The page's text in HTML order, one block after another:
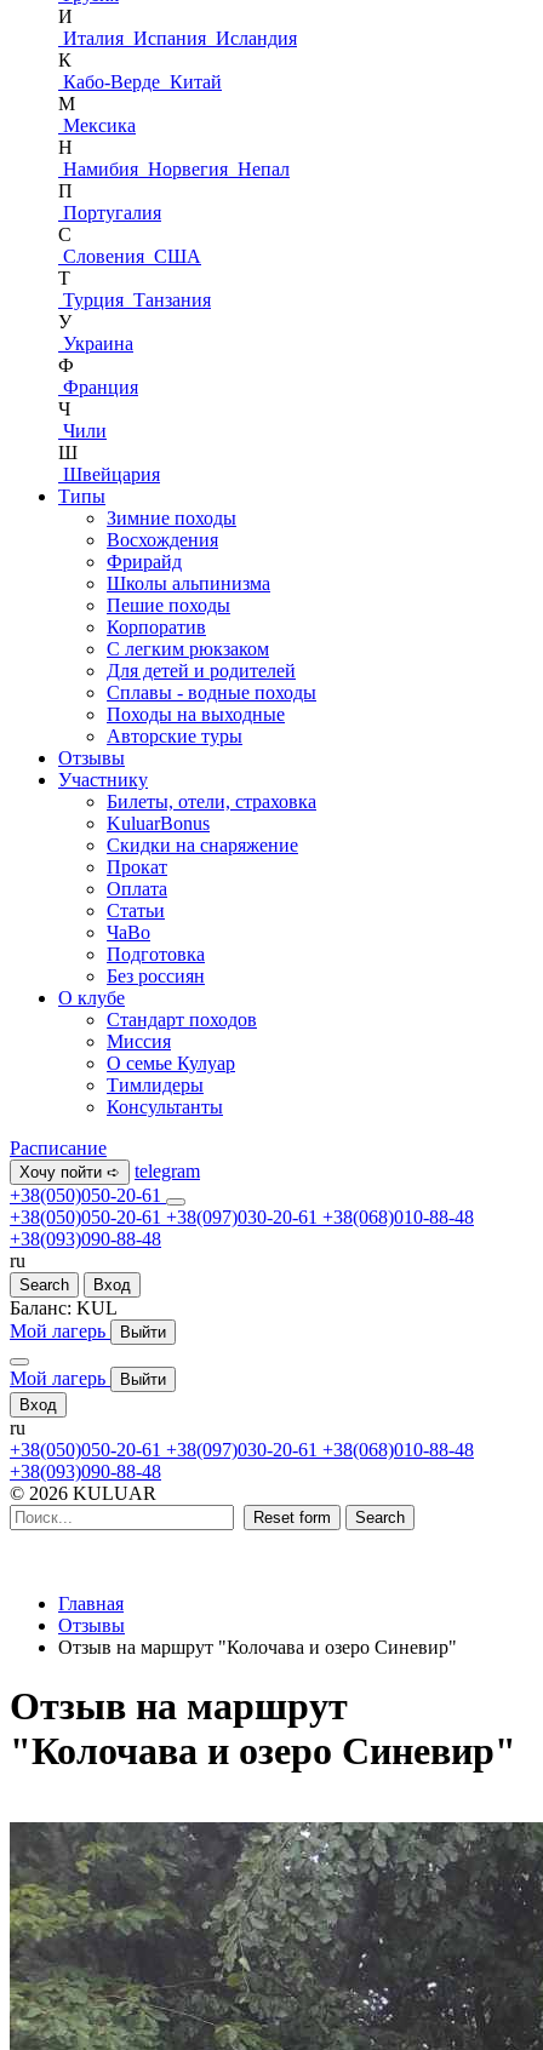
И
Италия Испания Исландия
К
Кабо-Верде Китай
М
Мексика
Н
Намибия Норвегия Непал
П
Португалия
С
Словения США
Т
Турция Танзания
У
Украина
Ф
Франция
Ч
Чили
Ш
Швейцария
Типы
Зимние походы
Восхождения
Фрирайд
Школы альпинизма
Пешие походы
Корпоратив
С легким рюкзаком
Для детей и родителей
Сплавы - водные походы
Походы на выходные
Авторские туры
Отзывы
Участнику
Билеты, отели, страховка
KuluarBonus
Скидки на снаряжение
Прокат
Оплата
Статьи
ЧаВо
Подготовка
Без россиян
О клубе
Стандарт походов
Миссия
О семье Кулуар
Тимлидеры
Консультанты
Расписание
Хочу пойти ➪
telegram
+38(050)050-20-61
+38(050)050-20-61 +38(097)030-20-61 +38(068)010-88-48
+38(093)090-88-48
ru
Search Вход
Баланс: KUL
Мой лагерь
Выйти
Мой лагерь
Выйти
Вход
ru
+38(050)050-20-61 +38(097)030-20-61 +38(068)010-88-48
+38(093)090-88-48
© 2026 KULUAR
Reset form Search
Главная
Отзывы
Отзыв на маршрут "Колочава и озеро Синевир"
Отзыв на маршрут
"Колочава и озеро Синевир"